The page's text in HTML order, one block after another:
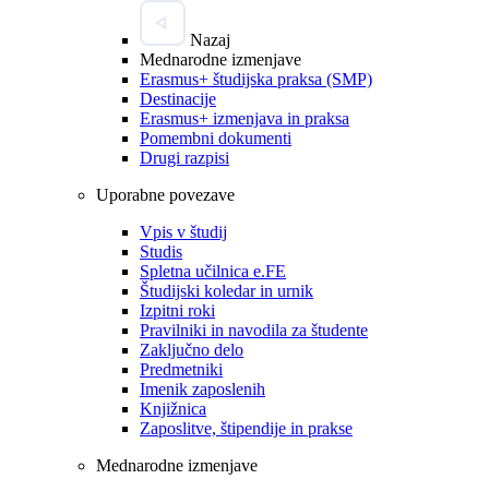
Nazaj
Mednarodne izmenjave
Erasmus+ študijska praksa (SMP)
Destinacije
Erasmus+ izmenjava in praksa
Pomembni dokumenti
Drugi razpisi
Uporabne povezave
Vpis v študij
Studis
Spletna učilnica e.FE
Študijski koledar in urnik
Izpitni roki
Pravilniki in navodila za študente
Zaključno delo
Predmetniki
Imenik zaposlenih
Knjižnica
Zaposlitve, štipendije in prakse
Mednarodne izmenjave